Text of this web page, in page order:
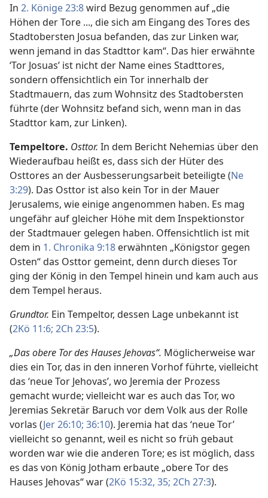
In 2. Könige 23:8wird Bezug genommen auf „die
Höhen der Tore ..., die sich am Eingang des Tores des
Stadtobersten Josua befanden, das zur Linken war,
wenn jemand in das Stadttor kam“. Das hier erwähnte
‘Tor Josuas’ ist nicht der Name eines Stadttores,
sondern offensichtlich ein Tor innerhalb der
Stadtmauern, das zum Wohnsitz des Stadtobersten
führte (der Wohnsitz befand sich, wenn man in das
Stadttor kam, zur Linken).
Tempeltore. Osttor. In dem Bericht Nehemias über den
Wiederaufbau heißt es, dass sich der Hüter des
Osttores an der Ausbesserungsarbeit beteiligte (Ne
3:29). Das Osttor ist also kein Tor in der Mauer
Jerusalems, wie einige angenommen haben. Es mag
ungefähr auf gleicher Höhe mit dem Inspektionstor
der Stadtmauer gelegen haben. Offensichtlich ist mit
dem in 1. Chronika 9:18 erwähnten „Königstor gegen
Osten“ das Osttor gemeint, denn durch dieses Tor
ging der König in den Tempel hinein und kam auch aus
dem Tempel heraus.
Grundtor. Ein Tempeltor, dessen Lage unbekannt ist
(2Kö 11:6; 2Ch 23:5).
„Das obere Tor des Hauses Jehovas“. Möglicherweise war
dies ein Tor, das in den inneren Vorhof führte, vielleicht
das ‘neue Tor Jehovas’, wo Jeremia der Prozess
gemacht wurde; vielleicht war es auch das Tor, wo
Jeremias Sekretär Baruch vor dem Volk aus der Rolle
vorlas (Jer 26:10; 36:10). Jeremia hat das ‘neue Tor’
vielleicht so genannt, weil es nicht so früh gebaut
worden war wie die anderen Tore; es ist möglich, dass
es das von König Jotham erbaute „obere Tor des
Hauses Jehovas“ war (2Kö 15:32, 35; 2Ch 27:3).